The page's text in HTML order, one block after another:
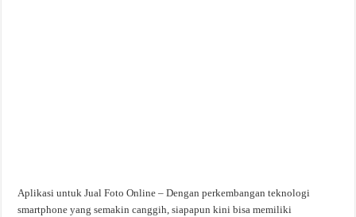
Aplikasi untuk Jual Foto Online – Dengan perkembangan teknologi
smartphone yang semakin canggih, siapapun kini bisa memiliki